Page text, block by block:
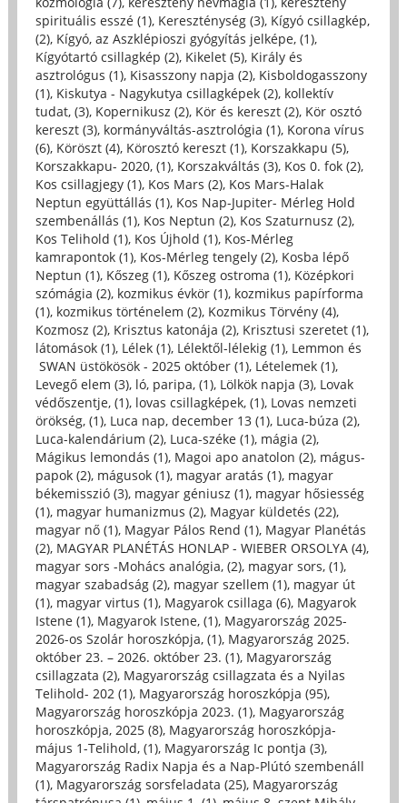
spirituális esszé (1), Kereszténység (3), Kígyó csillagkép,
(2), Kígyó, az Aszklépioszi gyógyítás jelképe, (1),
Kígyótartó csillagkép (2), Kikelet (5), Király és
asztrológus (1), Kisasszony napja (2), Kisboldogasszony
(1), Kiskutya - Nagykutya csillagképek (2), kollektív
tudat, (3), Kopernikusz (2), Kör és kereszt (2), Kör osztó
kereszt (3), kormányváltás-asztrológia (1), Korona vírus
(6), Köröszt (4), Körosztó kereszt (1), Korszakkapu (5),
Korszakkapu- 2020, (1), Korszakváltás (3), Kos 0. fok (2),
Kos csillagjegy (1), Kos Mars (2), Kos Mars-Halak
Neptun együttállás (1), Kos Nap-Jupiter- Mérleg Hold
szembenállás (1), Kos Neptun (2), Kos Szaturnusz (2),
Kos Telihold (1), Kos Újhold (1), Kos-Mérleg
kamrapontok (1), Kos-Mérleg tengely (2), Kosba lépő
Neptun (1), Kőszeg (1), Kőszeg ostroma (1), Középkori
szómágia (2), kozmikus évkör (1), kozmikus papírforma
(1), kozmikus történelem (2), Kozmikus Törvény (4),
Kozmosz (2), Krisztus katonája (2), Krisztusi szeretet (1),
látomások (1), Lélek (1), Lélektől-lélekig (1), Lemmon és
SWAN üstökösök - 2025 október (1), Lételemek (1),
Levegő elem (3), ló, paripa, (1), Lölkök napja (3), Lovak
védőszentje, (1), lovas csillagképek, (1), Lovas nemzeti
örökség, (1), Luca nap, december 13 (1), Luca-búza (2),
Luca-kalendárium (2), Luca-széke (1), mágia (2),
Mágikus lemondás (1), Magoi apo anatolon (2), mágus-
papok (2), mágusok (1), magyar aratás (1), magyar
békemisszió (3), magyar géniusz (1), magyar hősiesség
(1), magyar humanizmus (2), Magyar küldetés (22),
magyar nő (1), Magyar Pálos Rend (1), Magyar Planétás
(2), MAGYAR PLANÉTÁS HONLAP - WIEBER ORSOLYA (4),
magyar sors -Mohács analógia, (2), magyar sors, (1),
magyar szabadság (2), magyar szellem (1), magyar út
(1), magyar virtus (1), Magyarok csillaga (6), Magyarok
Istene (1), Magyarok Istene, (1), Magyarország 2025-
2026-os Szolár horoszkópja, (1), Magyarország 2025.
október 23. – 2026. október 23. (1), Magyarország
csillagzata (2), Magyarország csillagzata és a Nyilas
Telihold- 202 (1), Magyarország horoszkópja (95),
Magyarország horoszkópja 2023. (1), Magyarország
horoszkópja, 2025 (8), Magyarország horoszkópja-
május 1-Telihold, (1), Magyarország Ic pontja (3),
Magyarország Radix Napja és a Nap-Plútó szembenáll
(1), Magyarország sorsfeladata (25), Magyarország